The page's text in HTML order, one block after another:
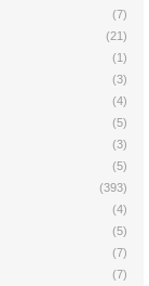
(7)
(21)
(1)
(3)
(4)
(5)
(3)
(5)
(393)
(4)
(5)
(7)
(7)